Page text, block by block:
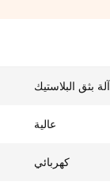
آلة بثق البلاستيك
عالية
كهربائي